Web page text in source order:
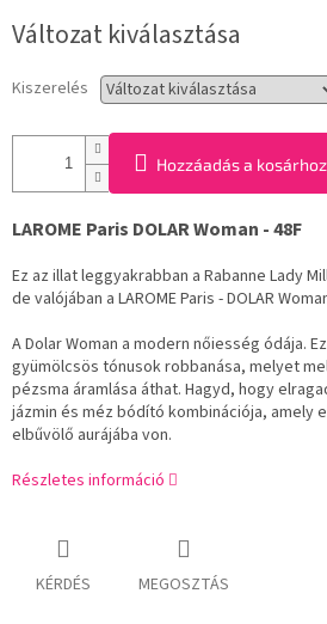
Változat kiválasztása
Kiszerelés
Hozzáadás a kosárhoz
LAROME Paris DOLAR Woman - 48F
Ez az illat leggyakrabban a Rabanne Lady
de valójában a LAROME Paris - DOLAR
A Dolar Woman a modern nőiesség ódája.
gyümölcsös tónusok robbanása, melyet
pézsma áramlása áthat. Hagyd, hogy
jázmin és méz bódító kombinációja, amely
elbűvölő aurájába von.
Részletes információ
KÉRDÉS MEGOSZTÁS